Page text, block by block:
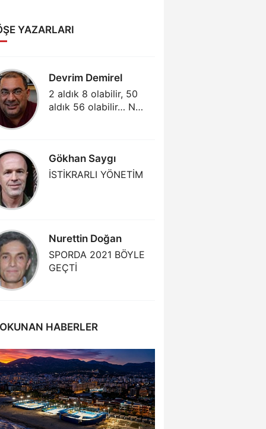
YAZARLARI
Devrim Demirel
2 aldık 8 olabilir, 50
aldık 56 olabilir… Ne
Gökhan Saygı
İSTİKRARLI YÖNETİM
Nurettin Doğan
SPORDA 2021 BÖYLE
GEÇTİ
HABERLER